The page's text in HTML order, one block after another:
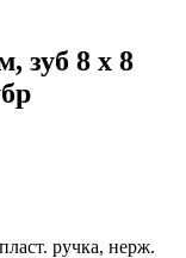
зуб 8 х 8
ручка, нерж.